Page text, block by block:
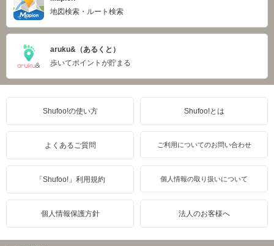
地図検索・ルート検索
aruku&（あるくと）
歩いてポイントが貯まる
Shufoo!の使い方 Shufoo!とは
よくあるご質問 ご利用についてのお問い合わせ
「Shufoo!」利用規約 個人情報の取り扱いについて
個人情報保護方針 法人のお客様へ